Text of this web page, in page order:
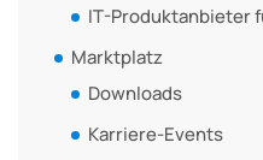
IT-Produktanbieter
Marktplatz
Downloads
Karriere-Events